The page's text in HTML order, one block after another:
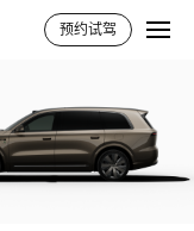
预约试驾